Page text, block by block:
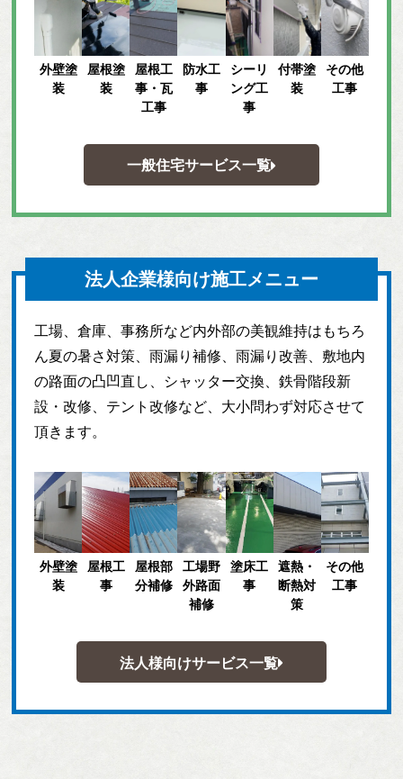
外壁塗
装
屋根塗
装
屋根工
事・瓦
工事
防水工
事
シーリ
ング工
事
付帯塗
装
その他
工事
一般住宅サービス一覧
法人企業様向け施工メニュー
工場、倉庫、事務所など内外部の美観維持はもちろ
ん夏の暑さ対策、雨漏り補修、雨漏り改善、敷地内
の路面の凸凹直し、シャッター交換、鉄骨階段新
設・改修、テント改修など、大小問わず対応させて
頂きます。
外壁塗
装
屋根工
事
屋根部
分補修
工場野
外路面
補修
塗床工
事
遮熱・
断熱対
策
その他
工事
法人様向けサービス一覧